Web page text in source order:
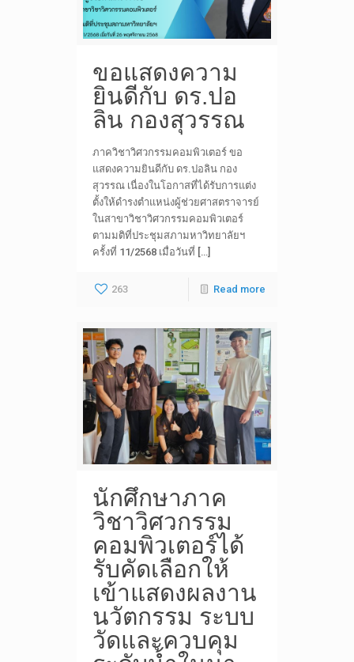
ขอแสดงความ
ยินดีกับ ดร.ปอ
ลิน กองสุวรรณ
ภาควิชาวิศวกรรมคอมพิวเตอร์ ขอ
แสดงความยินดีกับ ดร.ปอลิน กอง
สุวรรณ เนื่องในโอกาสที่ได้รับการแต่ง
ตั้งให้ดำรงตำแหน่งผู้ช่วยศาสตราจารย์
ในสาขาวิชาวิศวกรรมคอมพิวเตอร์
ตามมติที่ประชุมสภามหาวิทยาลัยฯ
ครั้งที่ 11/2568 เมื่อวันที่ […]
263 Read more
นักศึกษาภาค
วิชาวิศวกรรม
คอมพิวเตอร์ได้
รับคัดเลือกให้
เข้าแสดงผลงาน
นวัตกรรม ระบบ
วัดและควบคุม